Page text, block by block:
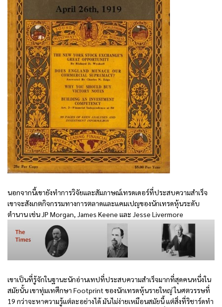
นอกจากนี้เขายังทำการวิจัยและสัมภาษณ์เทรดเดอร์ที่ประสบความสำเร็จ
เขาจะสังเกตกิจกรรมทางการตลาดและแคมเปญของนักเทรดหุ้นระดับ
ตำนาน เช่น JP Morgan, James Keene และ Jesse Livermore
เขาเป็นที่รู้จักในฐานะนักอ่านเทปที่ประสบความสำเร็จมากที่สุดคนหนึ่งใน
สมัยนั้น เขาทุ่มเทศึกษา Footprint ของนักเทรดหุ้นรายใหญ่ ในศตวรรษที่
19 กว่าจะหาความรู้แต่ละอย่างได้ มันไม่ง่ายเหมือนสมัยนี้ แต่สิ่งที่ริชาร์ดทำ